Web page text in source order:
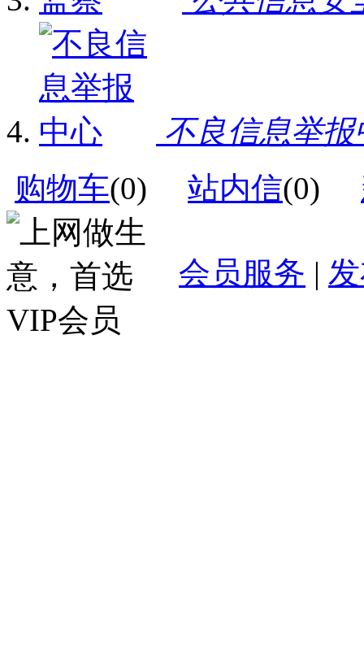
不良信息举报
购物车(0) 站内信(0)
会员服务 |